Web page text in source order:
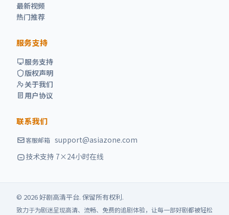
最新视频
热门推荐
服务支持
服务支持
版权声明
关于我们
用户协议
联系我们
客服邮箱 support@asiazone.com
技术支持 7×24小时在线
© 2026好剧高清平台. 保留所有权利.
致力于为剧迷呈现高清、流畅、免费的追剧体验，让每一部好剧都被轻松